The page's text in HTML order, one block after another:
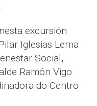
excursión
Iglesias Lema
Social,
Ramón Vigo
do Centro